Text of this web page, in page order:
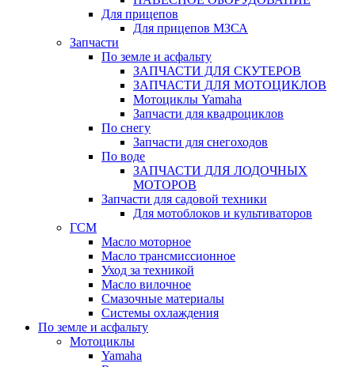
Для прицепов
Для прицепов МЗСА
Запчасти
По земле и асфальту
ЗАПЧАСТИ ДЛЯ СКУТЕРОВ
ЗАПЧАСТИ ДЛЯ МОТОЦИКЛОВ
Мотоциклы Yamaha
Запчасти для квадроциклов
По снегу
Запчасти для снегоходов
По воде
ЗАПЧАСТИ ДЛЯ ЛОДОЧНЫХ
МОТОРОВ
Запчасти для садовой техники
Для мотоблоков и культиваторов
ГСМ
Масло моторное
Масло трансмиссионное
Уход за техникой
Масло вилочное
Смазочные материалы
Системы охлаждения
По земле и асфальту
Мотоциклы
Yamaha